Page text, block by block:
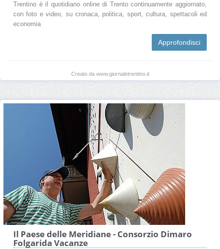
Trentino è il quotidiano online di Trento continuamente aggiornato,
con foto e video, su cronaca, politica, sport, cultura, spettacoli ed
economia
Approfondisci
Creato da www.giornaletrentino.it
Il Paese delle Meridiane - Consorzio Dimaro
Folgarida Vacanze